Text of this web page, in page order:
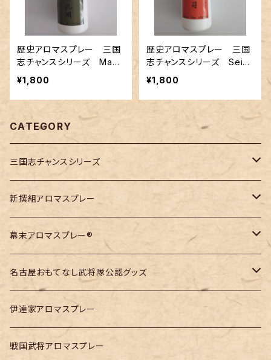
歴史アロマスプレー 三国
志チャンスシリーズ Make
a chance 諸葛亮孔明
¥1,800
歴史アロマスプレー 三国
志チャンスシリーズ Seize
the chance 孫策伯符
¥1,800
CATEGORY
三国志チャンスシリーズ
孫策伯符の香り
諸葛亮孔明の香り
司馬懿仲達の香り
新撰組アロマスプレー
近藤勇
土方歳三
沖田総司
斎藤一
幕末アロマスプレー®
吉田松陰
坂本龍馬
勝海舟
名古屋おもてなし武将隊公認グッズ
徳川家康アロマスプレー
アロマブレンドオイル
伊達家アロマスプレー
戦国武将アロマスプレー